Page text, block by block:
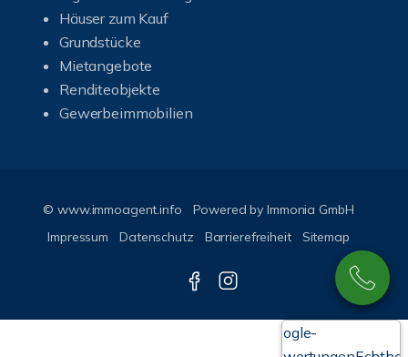
Häuser zum Kauf
Grundstücke
Mietangebote
Renditeobjekte
Gewerbeimmobilien
© www.immoagent.info Powered byImmonia GmbH
Impressum
Datenschutz Barrierefreiheit Sitemap
Google-